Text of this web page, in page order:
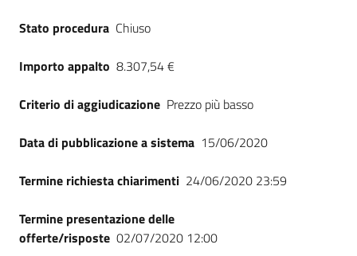
English
Seguici
su
Stato procedura Chiuso
Importo appalto 8.307,54 €
Criterio di aggiudicazione Prezzo più basso
Data di pubblicazione a sistema 15/06/2020
Termine richiesta chiarimenti 24/06/2020 23:59
Termine presentazione delle
offerte/risposte 02/07/2020 12:00